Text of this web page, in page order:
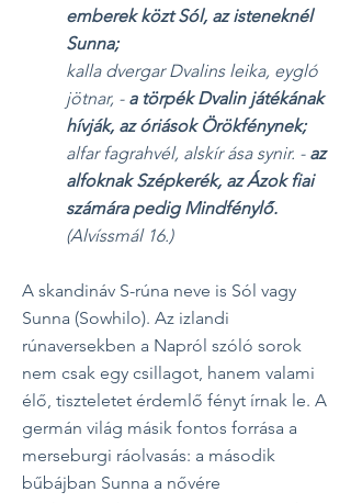
emberek közt Sól, az isteneknél
Sunna;
kalla dvergar Dvalins leika, eygló
jötnar, - a törpék Dvalin játékának
hívják, az óriások Örökfénynek;
alfar fagrahvél, alskír ása synir. - az
alfoknak Szépkerék, az Ázok fiai
számára pedig Mindfénylő.
(Alvíssmál 16.)
A skandináv S-rúna neve is Sól vagy
Sunna (Sowhilo). Az izlandi
rúnaversekben a Napról szóló sorok
nem csak egy csillagot, hanem valami
élő, tiszteletet érdemlő fényt írnak le. A
germán világ másik fontos forrása a
merseburgi ráolvasás: a második
bűbájban Sunna a nővére